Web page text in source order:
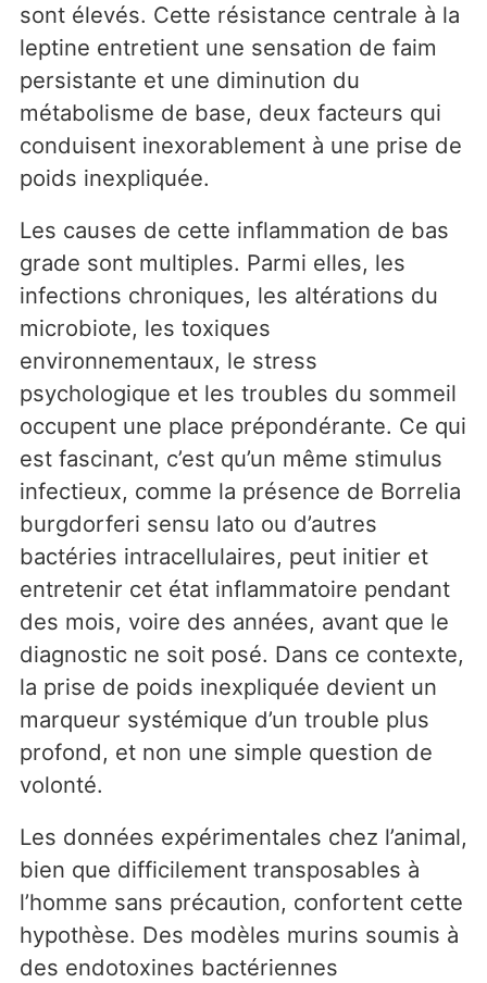
sont élevés. Cette résistance centrale à la
leptine entretient une sensation de faim
persistante et une diminution du
métabolisme de base, deux facteurs qui
conduisent inexorablement à une prise de
poids inexpliquée.
Les causes de cette inflammation de bas
grade sont multiples. Parmi elles, les
infections chroniques, les altérations du
microbiote, les toxiques
environnementaux, le stress
psychologique et les troubles du sommeil
occupent une place prépondérante. Ce qui
est fascinant, c’est qu’un même stimulus
infectieux, comme la présence de Borrelia
burgdorferi sensu lato ou d’autres
bactéries intracellulaires, peut initier et
entretenir cet état inflammatoire pendant
des mois, voire des années, avant que le
diagnostic ne soit posé. Dans ce contexte,
la prise de poids inexpliquée devient un
marqueur systémique d’un trouble plus
profond, et non une simple question de
volonté.
Les données expérimentales chez l’animal,
bien que difficilement transposables à
l’homme sans précaution, confortent cette
hypothèse. Des modèles murins soumis à
des endotoxines bactériennes